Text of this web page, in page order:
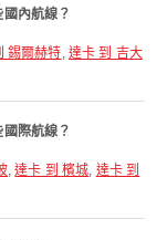
內航線？
錫爾赫特, 達卡 到 吉大
際航線？
,達卡 到 檳城, 達卡 到